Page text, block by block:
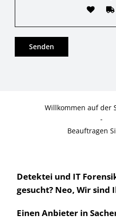
Willkommen auf der
-
Beauftragen
Detektei und IT
gesucht? Neo, Wir sind
Einen Anbieter in